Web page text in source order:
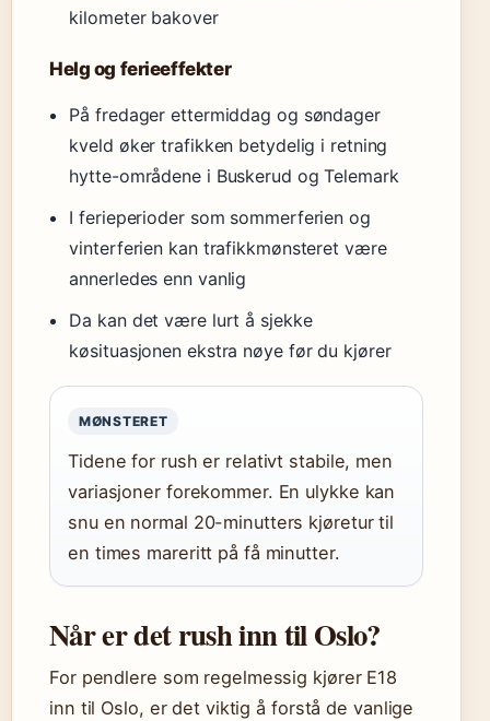
kilometer bakover
Helg og ferieeffekter
På fredager ettermiddag og søndager
kveld øker trafikken betydelig i retning
hytte-områdene i Buskerud og Telemark
I ferieperioder som sommerferien og
vinterferien kan trafikkmønsteret være
annerledes enn vanlig
Da kan det være lurt å sjekke
køsituasjonen ekstra nøye før du kjører
MØNSTERET
Tidene for rush er relativt stabile, men
variasjoner forekommer. En ulykke kan
snu en normal 20-minutters kjøretur til
en times mareritt på få minutter.
Når er det rush inn til Oslo?
For pendlere som regelmessig kjører E18
inn til Oslo, er det viktig å forstå de vanlige